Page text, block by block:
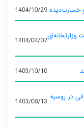
خسارت‌دیده 1404/10/29
وزارتخانه‌ای1404/04/07
1403/10/10
در روسیه 1403/08/13